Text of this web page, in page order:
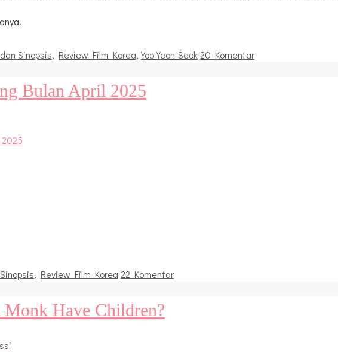
Sinopsis, Review Film Korea,Yoo Yeon-Seok 20 Komentar
Bulan April 2025
, Review Film Korea 22 Komentar
Have Children?